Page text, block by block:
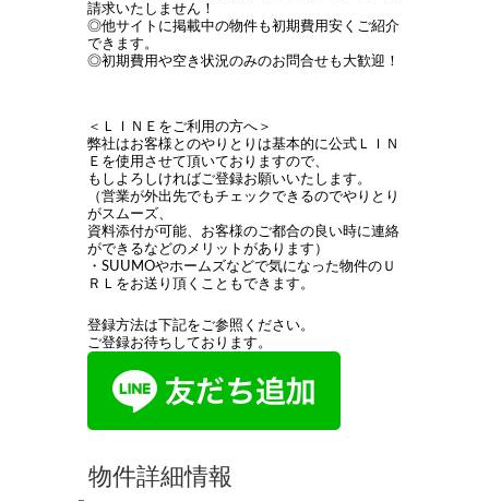
請求いたしません！
◎他サイトに掲載中の物件も初期費用安くご紹介
できます。
◎初期費用や空き状況のみのお問合せも大歓迎！
＜ＬＩＮＥをご利用の方へ＞
弊社はお客様とのやりとりは基本的に公式ＬＩＮ
Ｅを使用させて頂いておりますので、
もしよろしければご登録お願いいたします。
（営業が外出先でもチェックできるのでやりとり
がスムーズ、
資料添付が可能、お客様のご都合の良い時に連絡
ができるなどのメリットがあります）
・SUUMOやホームズなどで気になった物件のＵ
ＲＬをお送り頂くこともできます。
登録方法は下記をご参照ください。
ご登録お待ちしております。
物件詳細情報